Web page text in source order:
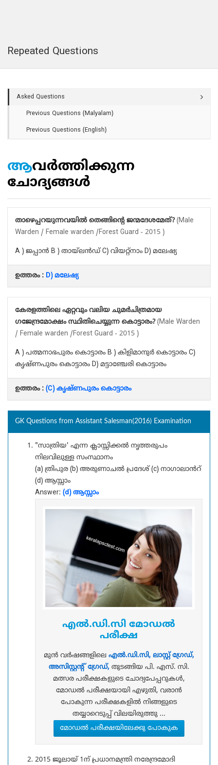
Repeated Questions
Asked Questions
Previous Questions (Malyalam)
Previous Questions (English)
ആവർത്തിക്കുന്ന
ചോദ്യങ്ങൾ
താഴെപ്പറയുന്നവയിൽ തെങ്ങിന്റെ ജന്മദേശമേത്?(Male
Warden / Female warden /Forest Guard - 2015 )
A ) ജപ്പാൻ B ) തായ്‌ലൻഡ് C) വിയറ്റ്നാം D) മലേഷ്യ
ഉത്തരം : D) മലേഷ്യ
കേരളത്തിലെ ഏറ്റവും വലിയ ചുമർചിത്രമായ
ഗജേന്ദ്രമോക്ഷം സ്ഥിതിചെയ്യുന്ന കൊട്ടാരം?(Male Warden
/ Female warden /Forest Guard - 2015 )
A ) പത്മനാഭപുരം കൊട്ടാരം B ) കിളിമാനുർ കൊട്ടാരം C)
കൃഷ്ണപുരം കൊട്ടാരം D) മട്ടാഞ്ചേരി കൊട്ടാരം
ഉത്തരം : (C) കൃഷ്ണപുരം കൊട്ടാരം
GK Questions from Assistant Salesman(2016) Examination
"സാത്രിയ' എന്ന ക്ലാസ്സിക്കൽ നൃത്തരുപം
നിലവിലുള്ള സംസ്ഥാനം
(a) ത്രിപുര (b) അരുണാചൽ പ്രദേശ് (c) നാഗാലാൻറ്
(d) ആസ്സാം
Answer: (d) ആസ്സാം
എൽ.ഡി.സി മോഡൽ
പരീക്ഷ
മുൻ വർഷങ്ങളിലെ എൽ.ഡി.സി, ലാസ്റ്റ് ഗ്രേഡ്,
അസിസ്റ്റന്റ് ഗ്രേഡ്, തുടങ്ങിയ പി. എസ്. സി.
മത്സര പരീക്ഷകളുടെ ചോദ്യപേപ്പറുകൾ,
മോഡൽ പരീക്ഷയായി എഴുതി, വരാൻ
പോകുന്ന പരീക്ഷകളിൽ നിങ്ങളുടെ
തയ്യാറെടുപ്പ് വിലയിരുത്തു ...
മോഡൽ പരീക്ഷയിലേക്കു പോകുക
2015 ജൂലായ് 1ന് പ്രധാനമന്ത്രി നരേന്ദ്രമോദി